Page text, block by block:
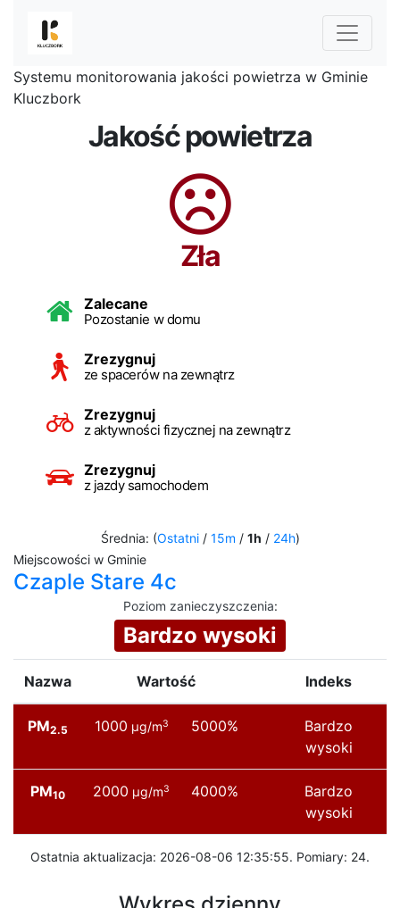
Systemu monitorowania jakości powietrza w Gminie
Kluczbork
Jakość powietrza
Zła
Zalecane
Pozostanie w domu
Zrezygnuj
ze spacerów na zewnątrz
Zrezygnuj
z aktywności fizycznej na zewnątrz
Zrezygnuj
z jazdy samochodem
Średnia: (Ostatni/ 15m / 1h / 24h)
Miejscowości w Gminie
Czaple Stare 4c
Poziom zanieczyszczenia:
Bardzo wysoki
Nazwa Wartość Indeks
PM2.5 1000 µg/m3 5000%
Bardzo
wysoki
PM10 2000 µg/m3 4000%
Bardzo
wysoki
Ostatnia aktualizacja: 2026-08-06 12:35:55. Pomiary: 24.